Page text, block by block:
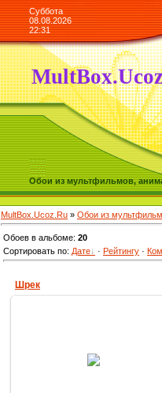
Суббота
08.08.2026
22:31
Обои из мультфильмов,
MultBox.Ucoz.Ru » Обои из
Обоев в альбоме: 20
Сортировать по: Дате · Рейтингу ·
Шрек